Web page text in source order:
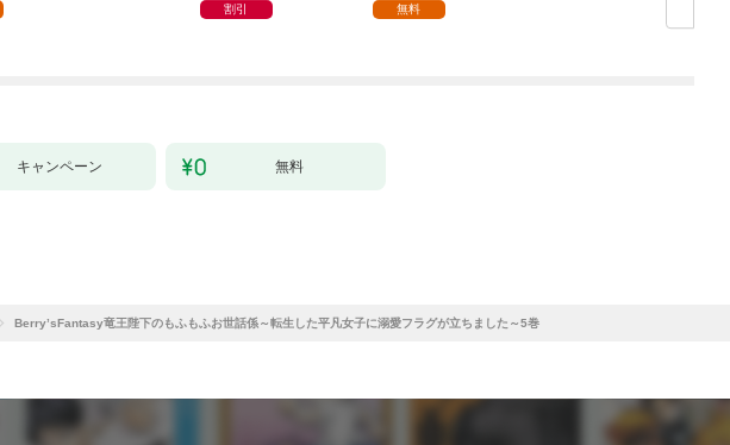
割引 無料
キャンペーン 無料
Berry’sFantasy竜王陛下のもふもふお世話係～転生した平凡女子に溺愛フラグが立ちました～5巻